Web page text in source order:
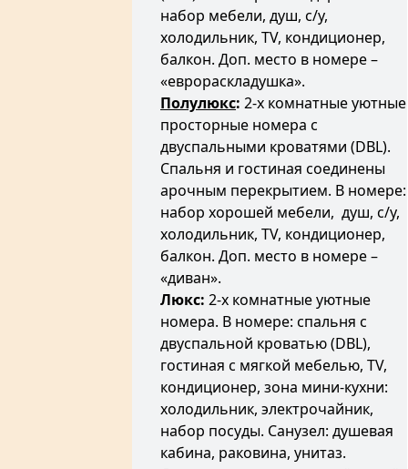
набор мебели, душ, с/у,
холодильник, TV, кондиционер,
балкон. Доп. место в номере –
«еврораскладушка».
Полулюкс: 2-х комнатные уютные
просторные номера с
двуспальными кроватями (DBL).
Спальня и гостиная соединены
арочным перекрытием. В номере:
набор хорошей мебели, душ, с/у,
холодильник, TV, кондиционер,
балкон. Доп. место в номере –
«диван».
Люкс: 2-х комнатные уютные
номера. В номере: спальня с
двуспальной кроватью (DBL),
гостиная с мягкой мебелью, TV,
кондиционер, зона мини-кухни:
холодильник, электрочайник,
набор посуды. Санузел: душевая
кабина, раковина, унитаз.